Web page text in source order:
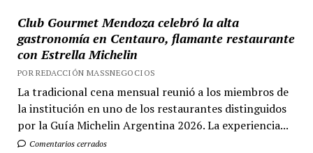
Club Gourmet Mendoza celebró la alta
gastronomía en Centauro, flamante restaurante
con Estrella Michelin
POR REDACCIÓN MASSNEGOCIOS
La tradicional cena mensual reunió a los miembros de
la institución en uno de los restaurantes distinguidos
por la Guía Michelin Argentina 2026. La experiencia...
Comentarios cerrados